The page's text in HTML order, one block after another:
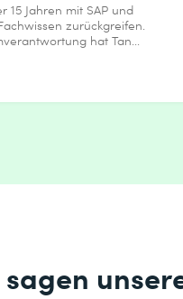
15 Jahren mit SAP und
zurückgreifen.
hat Tan...
sagen